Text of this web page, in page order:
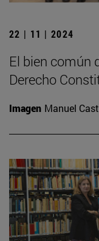
22 | 11 | 2024
El bien común
Derecho
Imagen Manuel